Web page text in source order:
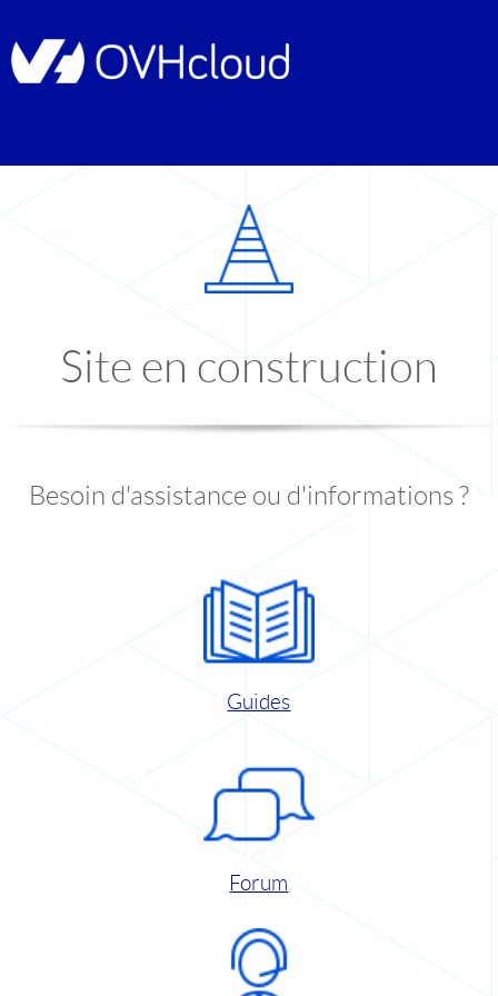
Site en construction
Besoin d'assistance ou d'informations ?
Guides
Forum